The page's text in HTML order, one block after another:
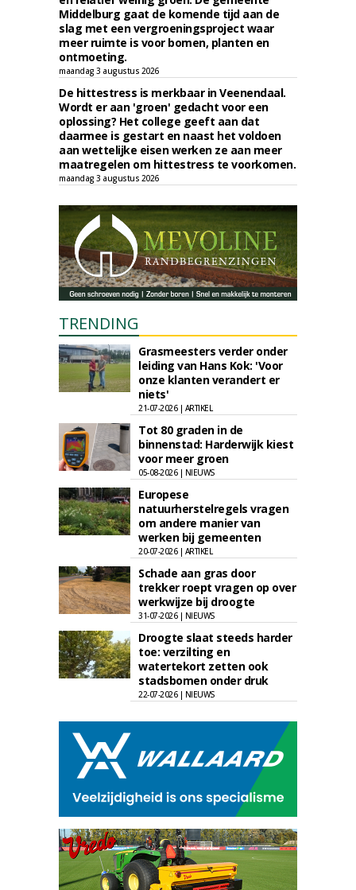
Middelburg gaat de komende tijd aan de
slag met een vergroeningsproject waar
meer ruimte is voor bomen, planten en
ontmoeting.
maandag 3 augustus 2026
De hittestress is merkbaar in Veenendaal.
Wordt er aan 'groen' gedacht voor een
oplossing? Het college geeft aan dat
daarmee is gestart en naast het voldoen
aan wettelijke eisen werken ze aan meer
maatregelen om hittestress te voorkomen.
maandag 3 augustus 2026
TRENDING
Grasmeesters verder onder
leiding van Hans Kok: 'Voor
onze klanten verandert er
niets'
21-07-2026 | ARTIKEL
Tot 80 graden in de
binnenstad: Harderwijk kiest
voor meer groen
05-08-2026 | NIEUWS
Europese
natuurherstelregels vragen
om andere manier van
werken bij gemeenten
20-07-2026 | ARTIKEL
Schade aan gras door
trekker roept vragen op over
werkwijze bij droogte
31-07-2026 | NIEUWS
Droogte slaat steeds harder
toe: verzilting en
watertekort zetten ook
stadsbomen onder druk
22-07-2026 | NIEUWS